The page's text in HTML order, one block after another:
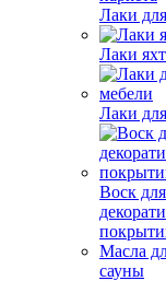
Лаки
Лаки
Лаки
Воск для
Масла
сауны